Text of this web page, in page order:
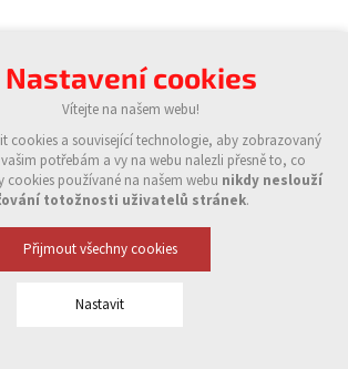
Nastavení cookies
Vítejte na našem webu!
cookies a související technologie, aby zobrazovaný
potřebám a vy na webu nalezli přesně to, co
cookies používané na našem webu nikdy neslouží
totožnosti uživatelů stránek.
Přijmout všechny cookies
Nastavit